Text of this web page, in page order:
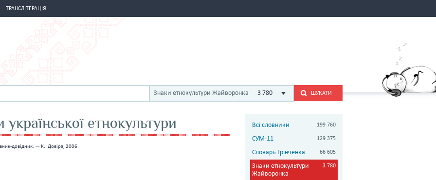
ТРАНСЛІТЕРАЦІЯ
Знаки етнокультури Жайворонка 3 780 ШУКАТИ
етнокультури
довідник. — К.: Довіра, 2006.
Всі словники 199 760
СУМ-11 129 375
Словарь Грінченка 66 605
Знаки етнокультури
Жайворонка
3 780